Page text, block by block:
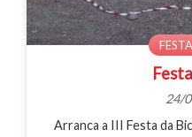
24/
Arranca a III Festa da